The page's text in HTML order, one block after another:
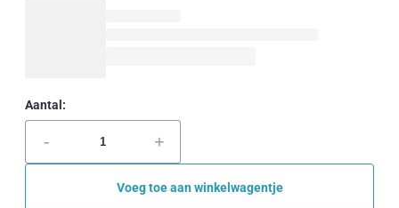
Aantal:
- +
Voeg toe aan winkelwagentje